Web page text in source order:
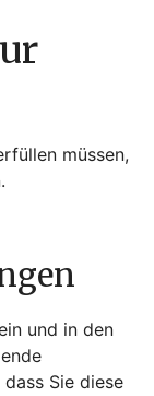
müssen,
und in den
Sie diese